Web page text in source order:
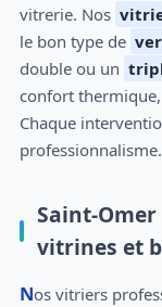
vitrerie. Nos
le bon type de
double ou un
confort
Chaque
professionnalisme.
Saint-
vitrines et
Nos vitriers professionnels ont une vaste expérience dans